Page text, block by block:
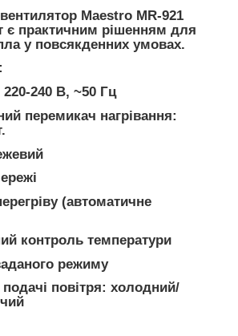
Maestro MR-921
є практичним рішенням для
у повсякденних умовах.
220-240 В, ~50 Гц
перемикач нагрівання:
(автоматичне
контроль температури
режиму
повітря: холодний/